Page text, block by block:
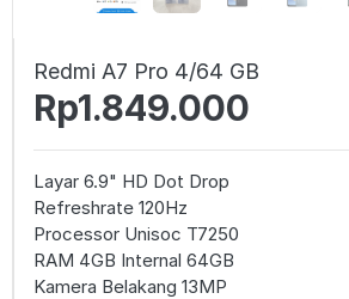
Redmi A7 Pro 4/64 GB
Rp1.849.000
Layar 6.9" HD Dot Drop
Refreshrate 120Hz
Processor Unisoc T7250
RAM 4GB Internal 64GB
Kamera Belakang 13MP